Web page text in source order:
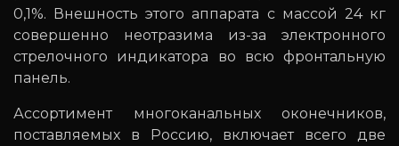
0,1%. Внешность этого аппарата с массой 24 кг
совершенно неотразима из-за электронного
стрелочного индикатора во всю фронтальную
панель.
Ассортимент многоканальных оконечников,
поставляемых в Россию, включает всего две